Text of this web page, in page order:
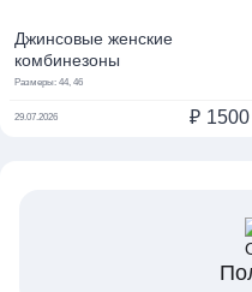
Джинсовые женские
комбинезоны
Размеры: 44, 46
29.07.2026 ₽ 1500